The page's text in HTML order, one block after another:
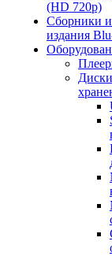
(HD 720p)
Сборники
издания